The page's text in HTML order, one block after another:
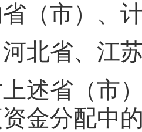
（市）、
北省、江
上述省（市
金分配中